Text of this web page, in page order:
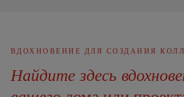
ВДОХНОВЕНИЕ ДЛЯ СОЗДАНИЯ
Найдите здесь